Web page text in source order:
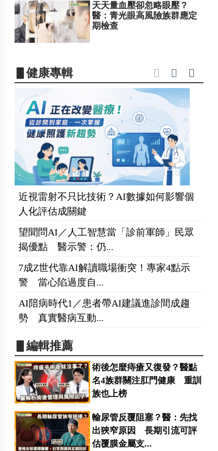
天天量血壓卻忽略眼壓？
醫：青光眼高風險族群應定
期檢查
▋健康專輯
近視雷射不只比技術？AI數據如何影響個
人化評估成關鍵
望聞問AI／人工智慧當「診前軍師」民眾
揭優點 醫示警：仍...
7成Z世代靠AI解讀職場衝突！專家4點示
警 當心陷過度自...
AI陪病時代1／患者帶AI建議進診間成趨
勢 真實醫病互動...
▋編輯推薦
術後怎麼痔瘡又復發？醫點
名4族群關注肛門健康 重訓
族也上榜
輸尿管反覆阻塞？醫：先找
出狹窄原因 長期引流可評
估覆膜金屬支...